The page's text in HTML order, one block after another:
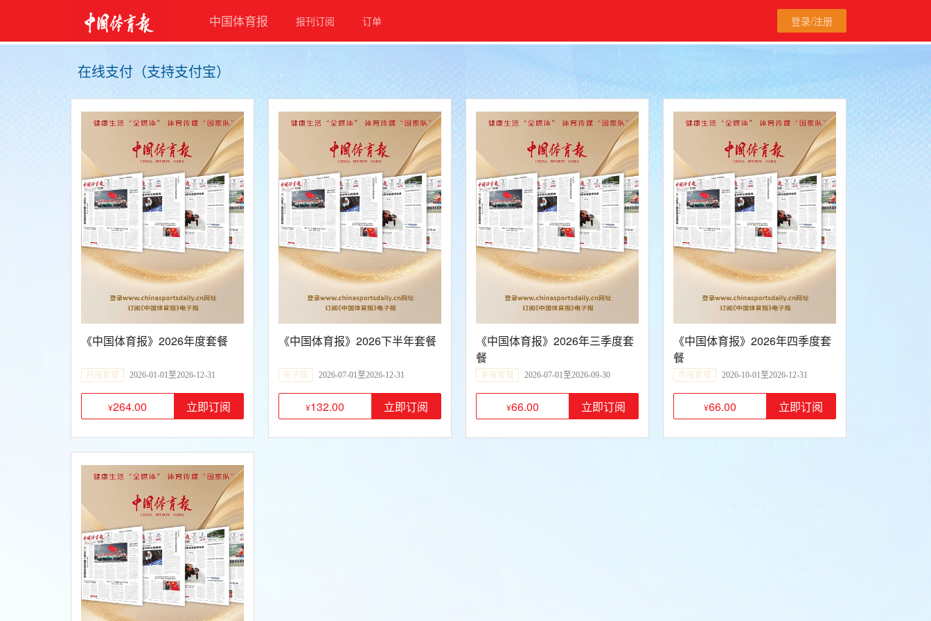
在线支付（支持支付宝）
《中国体育报》2026年度套餐
月度套餐 2026-01-01至2026-12-31
¥264.00 立即订阅
《中国体育报》2026下半年套餐
电子版 2026-07-01至2026-12-31
¥132.00 立即订阅
《中国体育报》2026年三季度套
餐
季度套餐 2026-07-01至2026-09-30
¥66.00 立即订阅
《中国体育报》2026年四季度套
餐
季度套餐 2026-10-01至2026-12-31
¥66.00 立即订阅